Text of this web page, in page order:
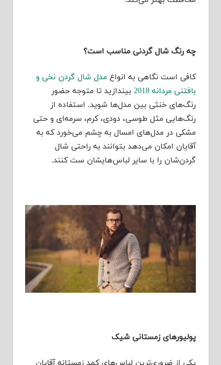
چه رنگ شال گردنی مناسب است؟
کافی است نگاهی به انواع مدل شال گردن نخی و
بافتنی مردانه 2018
بیندازید تا متوجه حضور
رنگ‌های خنثی بین مدل‌ها شوید. استفاده از
رنگ‌هایی مثل طوسی، دودی، کرم، سرمه‌ای و حتی
مشکی در مدل‌های امسال به چشم می‌خورد که به
آقایان امکان می‌دهد بتوانند به راحتی شال
گردن‌شان را با سایر لباس‌هایشان ست کنند.
پولیورهای زمستانی شیک